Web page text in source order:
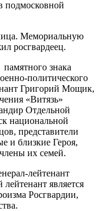
подмосковной
Мемориальную
росгвардеец.
знака
политического
Григорий Мощик,
«Витязь»
Отдельной
национальной
представители
и близкие Героя,
их семей.
лейтенант
является
Росгвардии,